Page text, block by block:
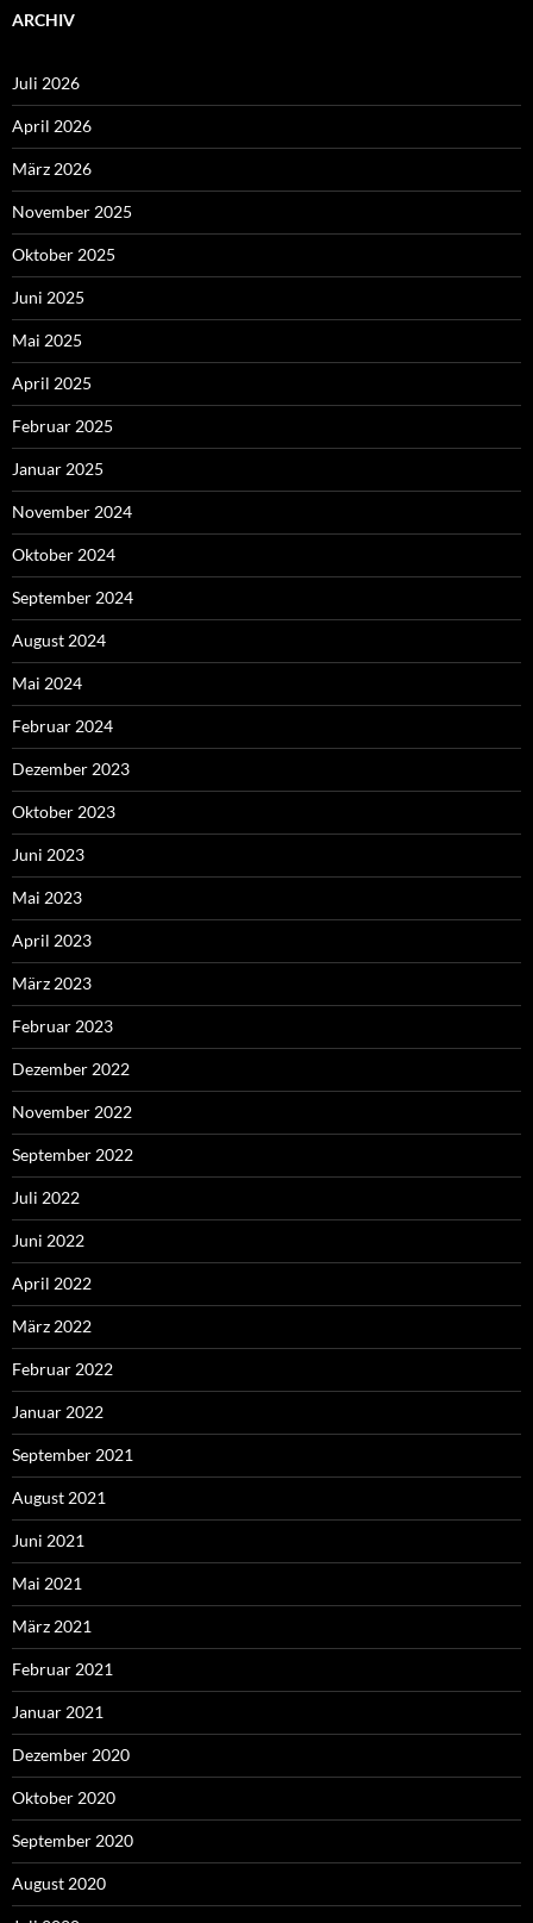
ARCHIV
Juli 2026
April 2026
März 2026
November 2025
Oktober 2025
Juni 2025
Mai 2025
April 2025
Februar 2025
Januar 2025
November 2024
Oktober 2024
September 2024
August 2024
Mai 2024
Februar 2024
Dezember 2023
Oktober 2023
Juni 2023
Mai 2023
April 2023
März 2023
Februar 2023
Dezember 2022
November 2022
September 2022
Juli 2022
Juni 2022
April 2022
März 2022
Februar 2022
Januar 2022
September 2021
August 2021
Juni 2021
Mai 2021
März 2021
Februar 2021
Januar 2021
Dezember 2020
Oktober 2020
September 2020
August 2020